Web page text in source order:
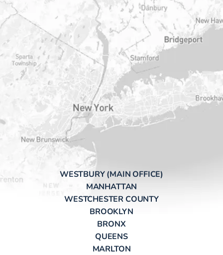
WESTBURY (MAIN OFFICE)
MANHATTAN
WESTCHESTER COUNTY
BROOKLYN
BRONX
QUEENS
MARLTON